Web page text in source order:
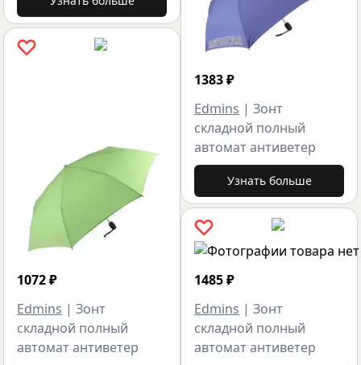
1072₽
Edmins | Зонт
складной полный
автомат антиветер
1383₽
Edmins | Зонт
складной полный
автомат антиветер
Узнать больше
1485₽
Edmins | Зонт
складной полный
автомат антиветер